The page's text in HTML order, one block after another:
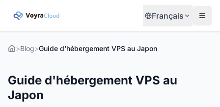
Français
>Blog>Guide d'hébergement VPS au Japon
Guide d'hébergement VPS au
Japon